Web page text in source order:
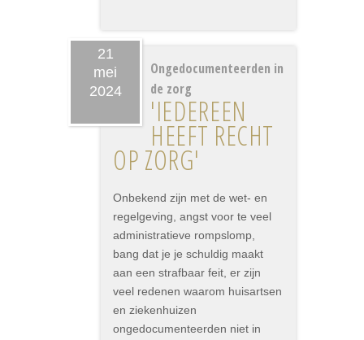
21
mei
2024
Ongedocumenteerden in
de zorg
'IEDEREEN
HEEFT RECHT
OP ZORG'
Onbekend zijn met de wet- en
regelgeving, angst voor te veel
administratieve rompslomp,
bang dat je je schuldig maakt
aan een strafbaar feit, er zijn
veel redenen waarom huisartsen
en ziekenhuizen
ongedocumenteerden niet in